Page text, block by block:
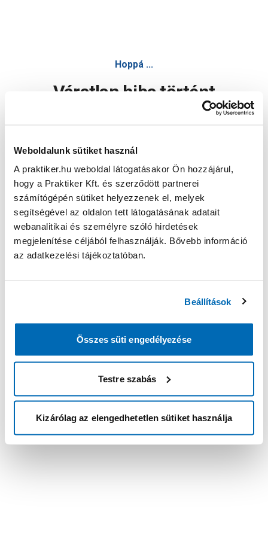
Weboldalunk sütiket használ
A praktiker.hu weboldal látogatásakor Ön hozzájárul,
hogy a Praktiker Kft. és szerződött partnerei
számítógépén sütiket helyezzenek el, melyek
segítségével az oldalon tett látogatásának adatait
webanalitikai és személyre szóló hirdetések
megjelenítése céljából felhasználják. Bővebb információ
az adatkezelési tájékoztatóban.
Beállítások
Összes süti engedélyezése
Testre szabás
Kizárólag az elengedhetetlen sütiket használja
Hoppá ...
Váratlan hiba történt
Oldal újratöltése